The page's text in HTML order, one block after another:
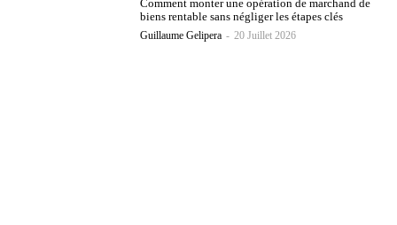
Comment monter une opération de marchand de
biens rentable sans négliger les étapes clés
Guillaume Gelipera - 20 Juillet 2026